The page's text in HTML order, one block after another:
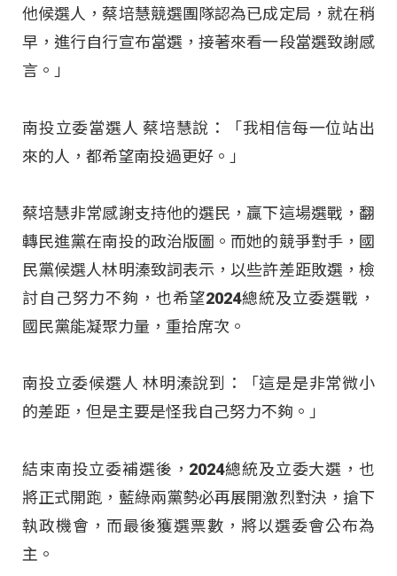
他候選人，蔡培慧競選團隊認為已成定局，就在稍
早，進行自行宣布當選，接著來看一段當選致謝感
言。」
南投立委當選人 蔡培慧說：「我相信每一位站出
來的人，都希望南投過更好。」
蔡培慧非常感謝支持他的選民，贏下這場選戰，翻
轉民進黨在南投的政治版圖。而她的競爭對手，國
民黨候選人林明溱致詞表示，以些許差距敗選，檢
討自己努力不夠，也希望2024總統及立委選戰，
國民黨能凝聚力量，重拾席次。
南投立委候選人 林明溱說到：「這是是非常微小
的差距，但是主要是怪我自己努力不夠。」
結束南投立委補選後，2024總統及立委大選，也
將正式開跑，藍綠兩黨勢必再展開激烈對決，搶下
執政機會，而最後獲選票數，將以選委會公布為
主。